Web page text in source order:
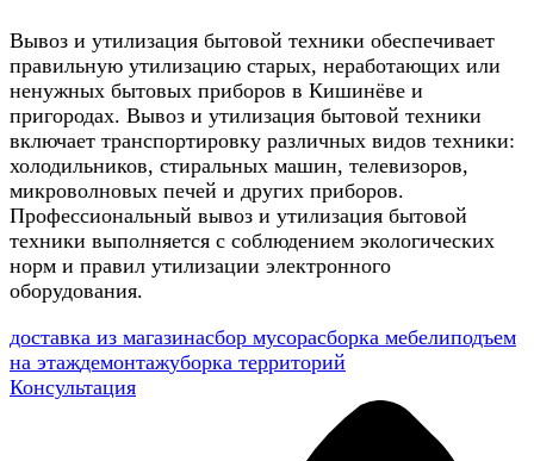
Вывоз и утилизация бытовой техники обеспечивает
правильную утилизацию старых, неработающих или
ненужных бытовых приборов в Кишинёве и
пригородах. Вывоз и утилизация бытовой техники
включает транспортировку различных видов техники:
холодильников, стиральных машин, телевизоров,
микроволновых печей и других приборов.
Профессиональный вывоз и утилизация бытовой
техники выполняется с соблюдением экологических
норм и правил утилизации электронного
оборудования.
доставка из магазинасбор мусорасборка мебелиподъем
на этаждемонтажуборка территорий
Консультация